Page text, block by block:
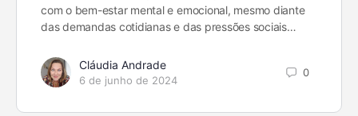
com o bem-estar mental e emocional, mesmo diante
das demandas cotidianas e das pressões sociais…
Cláudia Andrade
6 de junho de 2024
0